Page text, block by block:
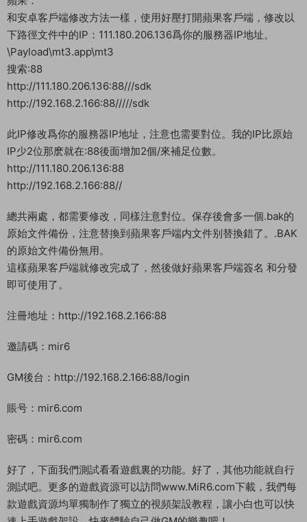
\AndroidManifest.xml
\lib\armeabi-v7a\libgame.so
此文件需要使用進制修改工具來修改，我們去下載後打開修改。
搜索:88
http://192.168.200.128:88
http://192.168.2.166:88//
修改爲自己的服務器IP地址，注意對位。我的IP比原始IP少2位，
那麽就需要在:88後面加2個/來補足位數。
修改完成後，我們把修改好後的安卓客戶端文件夾回編譯+簽名
爲新的安卓APK客戶端。回編譯完成後，我們把桌面上新生成的
安卓APK客戶端安裝到MUMU模拟器裏進入遊戲試試看。
蘋果：
和安卓客戶端修改方法一樣，使用好壓打開蘋果客戶端，修改以
下路徑文件中的IP：111.180.206.136爲你的服務器IP地址。
\Payload\mt3.app\mt3
搜索:88
http://111.180.206.136:88///sdk
IP少2位那麽就在:88後面增加2個/來補足位數。
http://192.168.2.166:88//
總共兩處，都需要修改，同樣注意對位。保存後會多一個.bak的
的原始文件備份無用。
這樣蘋果客戶端就修改完成了，然後做好蘋果客戶端簽名 和分發
即可使用了。